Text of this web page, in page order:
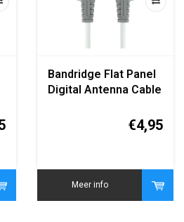
Bandridge Flat Panel
Digital Antenna Cable
€4,95
Meer info